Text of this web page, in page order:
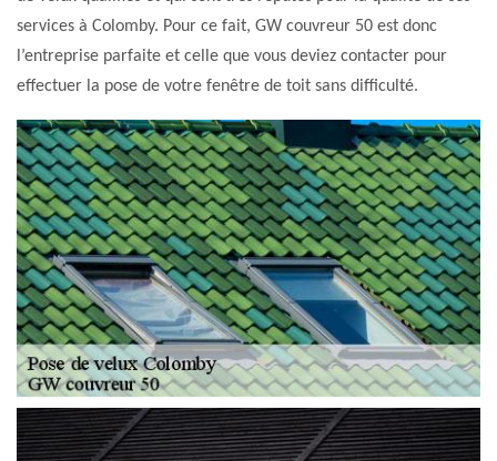
services à Colomby. Pour ce fait, GW couvreur 50 est donc
l’entreprise parfaite et celle que vous deviez contacter pour
effectuer la pose de votre fenêtre de toit sans difficulté.